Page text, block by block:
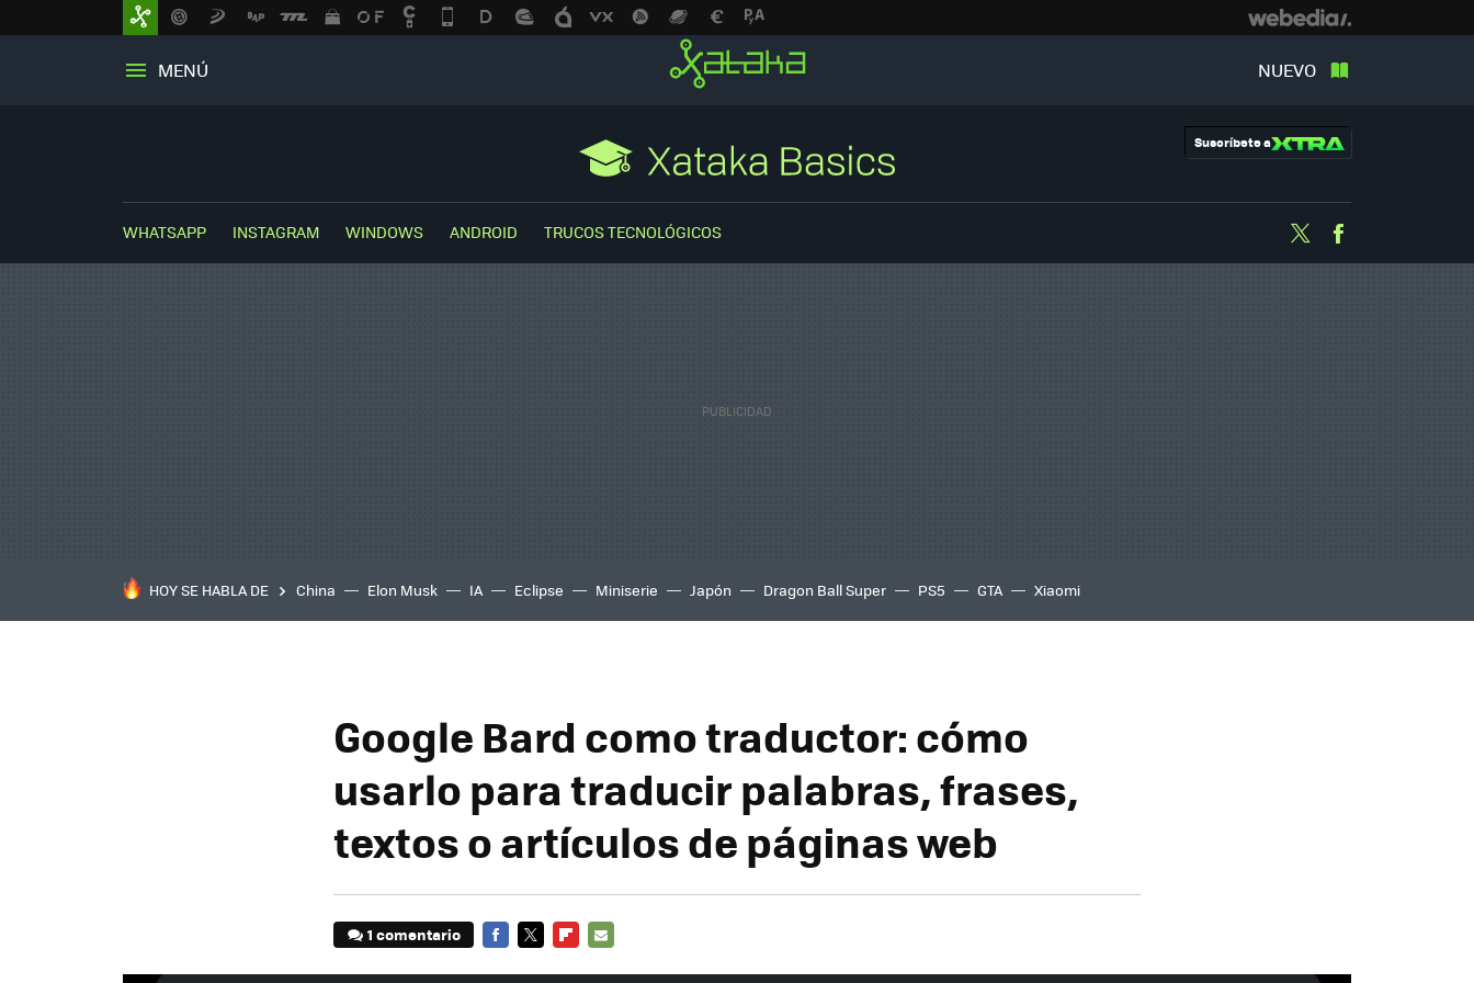
MENÚ NUEVO
Suscríbete a
WHATSAPP INSTAGRAM WINDOWS ANDROID TRUCOS TECNOLÓGICOS Twitter
HOY SE HABLA DE China Elon Musk IA Eclipse Miniserie Japón Dragon Ball Super PS5 GTA Xiaomi
Google Bard como traductor: cómo
usarlo para traducir palabras, frases,
textos o artículos de páginas web
1 comentario